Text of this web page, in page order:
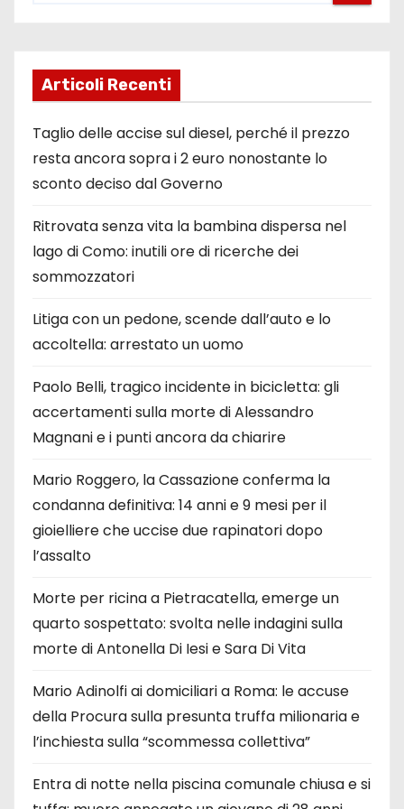
Articoli Recenti
Taglio delle accise sul diesel, perché il prezzo
resta ancora sopra i 2 euro nonostante lo
sconto deciso dal Governo
Ritrovata senza vita la bambina dispersa nel
lago di Como: inutili ore di ricerche dei
sommozzatori
Litiga con un pedone, scende dall’auto e lo
accoltella: arrestato un uomo
Paolo Belli, tragico incidente in bicicletta: gli
accertamenti sulla morte di Alessandro
Magnani e i punti ancora da chiarire
Mario Roggero, la Cassazione conferma la
condanna definitiva: 14 anni e 9 mesi per il
gioielliere che uccise due rapinatori dopo
l’assalto
Morte per ricina a Pietracatella, emerge un
quarto sospettato: svolta nelle indagini sulla
morte di Antonella Di Iesi e Sara Di Vita
Mario Adinolfi ai domiciliari a Roma: le accuse
della Procura sulla presunta truffa milionaria e
l’inchiesta sulla “scommessa collettiva”
Entra di notte nella piscina comunale chiusa e si